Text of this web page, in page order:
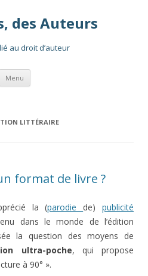
des Auteurs
au droit d’auteur
Menu Aller
contenu
LITTÉRAIRE
format de livre ?
la (parodie de)publicité
dans le monde de l’édition
la question des moyens de
ultra-poche, qui propose
à 90° ».